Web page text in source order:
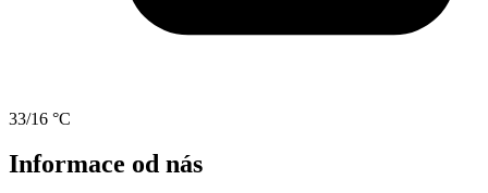
33/16 °C
Informace od nás